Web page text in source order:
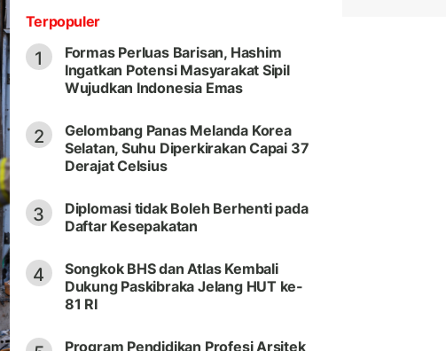
Terpopuler
1
Formas Perluas Barisan, Hashim
Ingatkan Potensi Masyarakat Sipil
Wujudkan Indonesia Emas
2
Gelombang Panas Melanda Korea
Selatan, Suhu Diperkirakan Capai 37
Derajat Celsius
3
Diplomasi tidak Boleh Berhenti pada
Daftar Kesepakatan
4
Songkok BHS dan Atlas Kembali
Dukung Paskibraka Jelang HUT ke-
81 RI
Program Pendidikan Profesi Arsitek